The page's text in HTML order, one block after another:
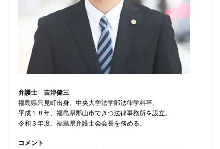
弁護士 吉津健三
福島県只見町出身。中央大学法学部法律学科卒。
平成１８年、福島県郡山市できつ法律事務所を設立。
令和３年度、福島県弁護士会会長を務める。
コメント